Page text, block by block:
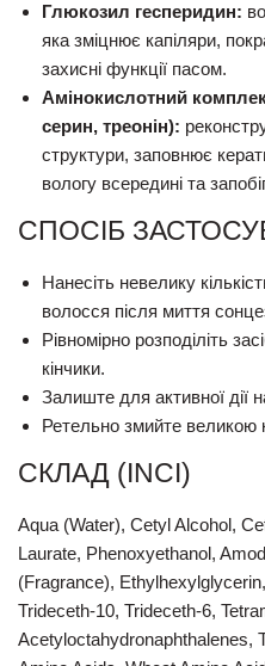
Глюкозил гесперидин:
яка зміцнює капіляри,
захисні функції пасом.
Амінокислотний
серин, треонін):
структури, заповнює
вологу всередині та
СПОСІБ
Нанесіть невелику
волосся після миття
Рівномірно розподіліть
кінчики.
Залиште для активної дії
Ретельно змийте великою
СКЛАД (INCI)
Aqua (Water), Cetyl Alcohol,
Laurate, Phenoxyethanol,
(Fragrance),
Trideceth-10, Trideceth-6,
Acetyloctahydronaphthalenes,